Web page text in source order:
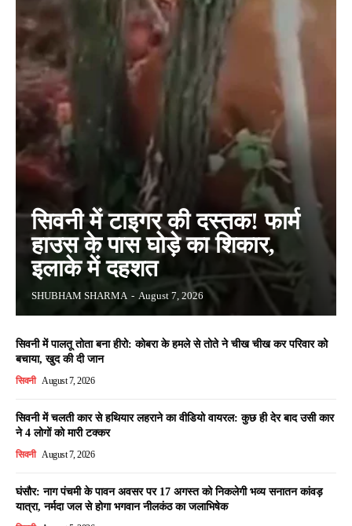
सिवनी में टाइगर की दस्तक! फार्म
हाउस के पास घोड़े का शिकार,
इलाके में दहशत
SHUBHAM SHARMA - August 7, 2026
सिवनी में पालतू तोता बना हीरो: कोबरा के हमले से तोते ने चीख चीख कर परिवार को
बचाया, खुद की दी जान
सिवनी August 7, 2026
सिवनी में चलती कार से हथियार लहराने का वीडियो वायरल: कुछ ही देर बाद उसी कार
ने 4 लोगों को मारी टक्कर
सिवनी August 7, 2026
घंसौर: नाग पंचमी के पावन अवसर पर 17 अगस्त को निकलेगी भव्य सनातन कांवड़
यात्रा, नर्मदा जल से होगा भगवान नीलकंठ का जलाभिषेक